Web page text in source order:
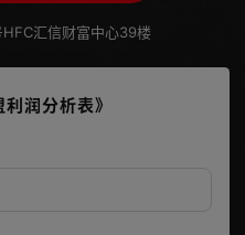
汇信财富中心39楼
润分析表》